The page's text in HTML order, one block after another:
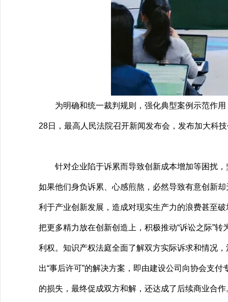
为明确和统一裁判规则，强化典型案例示范作用
28日，最高人民法院召开新闻发布会，发布加大科
针对企业陷于诉累而导致创新成本增加等困扰，
如果他们身负诉累、心感煎熬，必然导致有意创新
利于产业创新发展，造成对现实生产力的浪费甚至
把更多精力放在创新创造上，积极推动“诉讼之际”
利权。知识产权法庭全面了解双方实际诉求和情况
出“事后许可”的解决方案，即由建设公司向协会支
的损失，最终促成双方和解，还达成了后续商业合